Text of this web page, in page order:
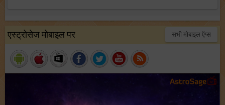
एस्ट्रोसेज मोबाइल पर सभी मोबाइल ऍप्स